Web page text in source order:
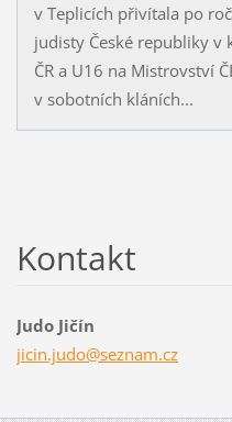
v Teplicích přivítala po
judisty České republiky v
ČR a U16 na Mistrovství
v sobotních kláních...
Kontakt
Judo Jičín
jicin.judo@seznam.cz